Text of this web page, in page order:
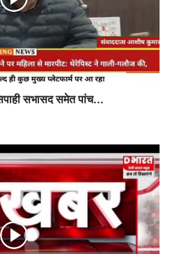
सभासद समेत पांच...